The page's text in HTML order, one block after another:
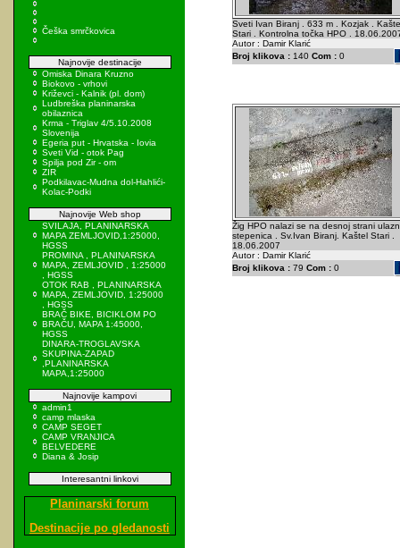
Češka smrčkovica
Najnovije destinacije
Omiska Dinara Kruzno
Biokovo - vrhovi
Križevci - Kalnik (pl. dom)
Ludbreška planinarska
obilaznica
Krma - Triglav 4/5.10.2008
Slovenija
Egeria put - Hrvatska - Iovia
Sveti Vid - otok Pag
Spilja pod Zir - om
ZIR
Podkilavac-Mudna dol-Hahlići-
Kolac-Podki
Najnovije Web shop
SVILAJA, PLANINARSKA
MAPA ZEMLJOVID,1:25000,
HGSS
PROMINA , PLANINARSKA
MAPA, ZEMLJOVID , 1:25000
, HGSS
OTOK RAB , PLANINARSKA
MAPA, ZEMLJOVID, 1:25000
, HGSS
BRAČ BIKE, BICIKLOM PO
BRAČU, MAPA 1:45000,
HGSS
DINARA-TROGLAVSKA
SKUPINA-ZAPAD
,PLANINARSKA
MAPA,1:25000
Najnovije kampovi
admin1
camp mlaska
CAMP SEGET
CAMP VRANJICA
BELVEDERE
Diana & Josip
Interesantni linkovi
Planinarski forum
Destinacije po gledanosti
Sveti Ivan Biranj . 633 m . Kozjak .
Stari . Kontrolna točka HPO .
Autor : Damir Klarić
Broj klikova :140 Com :0
Žig HPO nalazi se na desnoj strani
stepenica . Sv.Ivan Biranj. Kaštel Stari .
18.06.2007
Autor : Damir Klarić
Broj klikova :79 Com :0